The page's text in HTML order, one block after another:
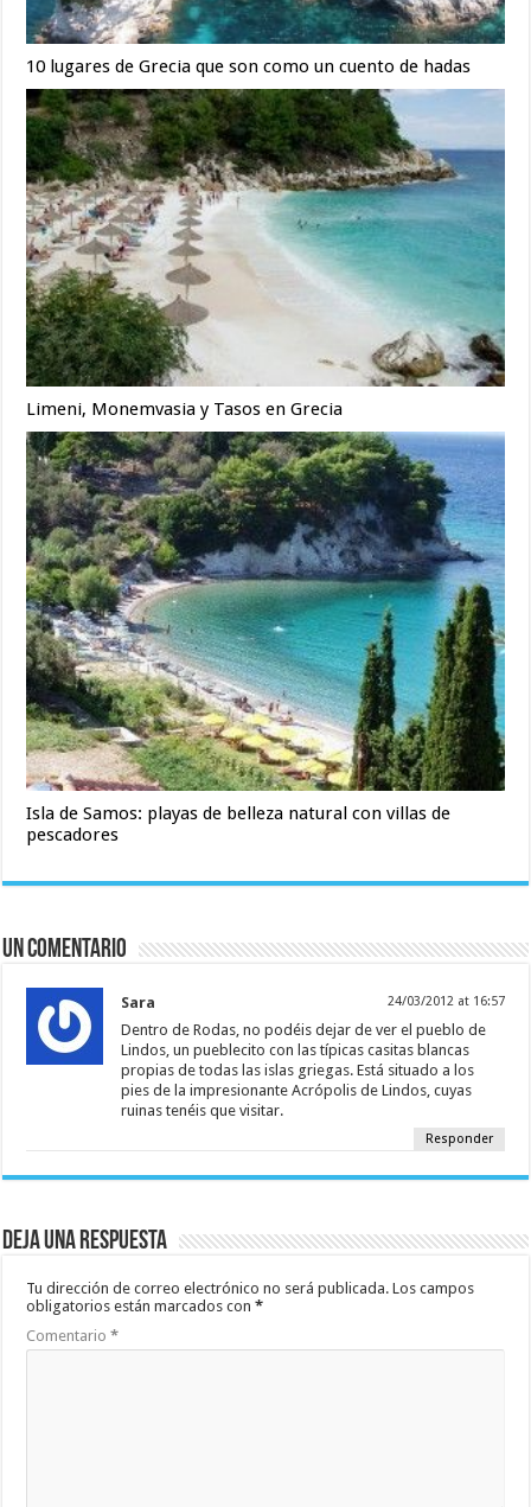
10 lugares de Grecia que son como un cuento de hadas
Limeni, Monemvasia y Tasos en Grecia
Isla de Samos: playas de belleza natural con villas de
pescadores
Un comentario
Sara 24/03/2012 at 16:57
Dentro de Rodas, no podéis dejar de ver el pueblo de
Lindos, un pueblecito con las típicas casitas blancas
propias de todas las islas griegas. Está situado a los
pies de la impresionante Acrópolis de Lindos, cuyas
ruinas tenéis que visitar.
Responder
Deja una respuesta
Tu dirección de correo electrónico no será publicada. Los campos
obligatorios están marcados con*
Comentario*